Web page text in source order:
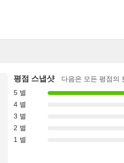
평점 스냅샷
다음은 모든 평점의
5 별
4 별
3 별
2 별
1 별